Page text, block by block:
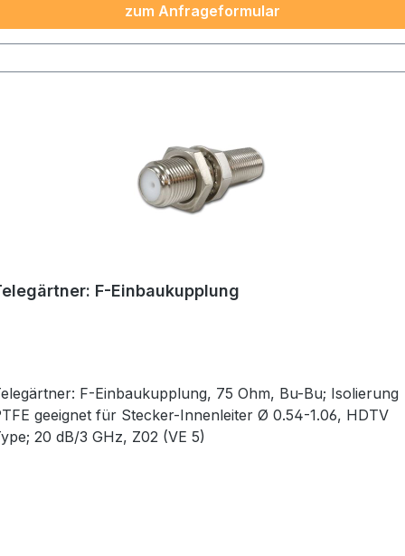
zum Anfrageformular
F-Einbaukupplung
F-Einbaukupplung, 75 Ohm, Bu-Bu; Isolierung
geeignet für Stecker-Innenleiter Ø 0.54-1.06, HDTV
20 dB/3 GHz, Z02 (VE 5)